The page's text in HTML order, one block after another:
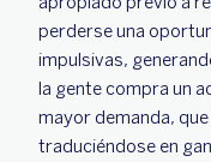
perderse una
impulsivas,
la gente compra un
mayor demanda,
traduciéndose en